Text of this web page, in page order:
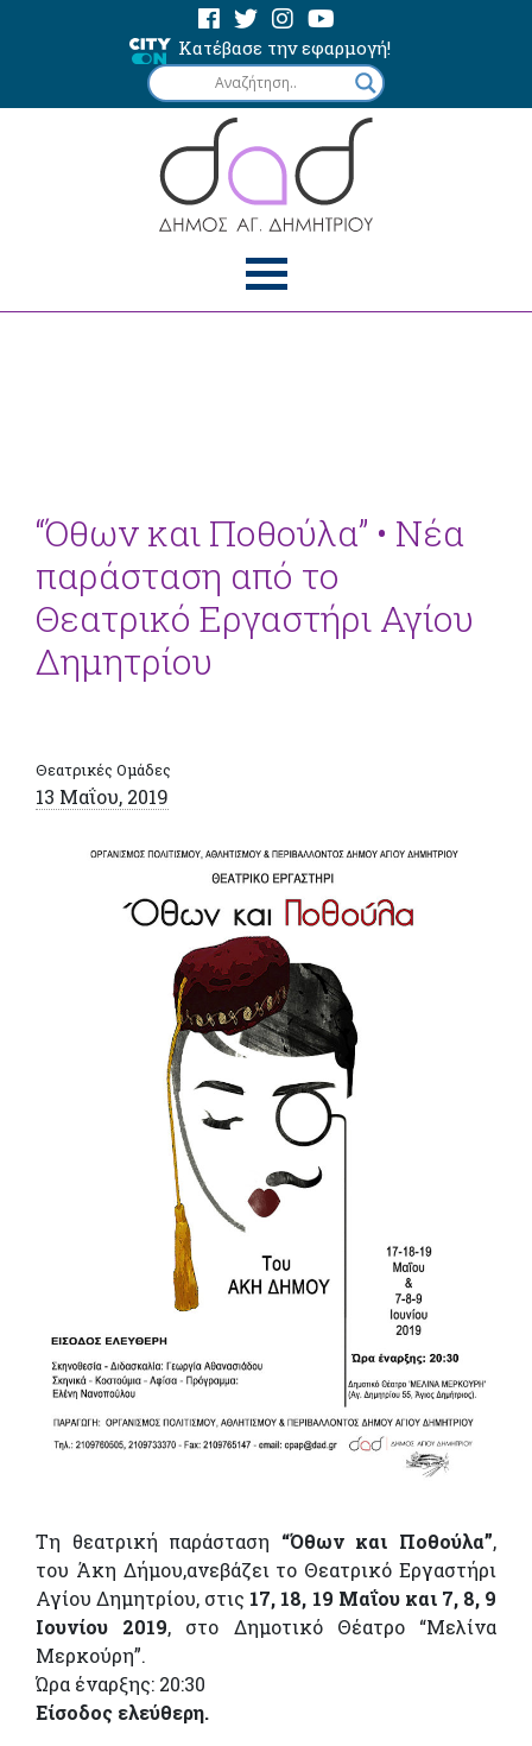
Κατέβασε την εφαρμογή!
“Όθων και Ποθούλα” • Νέα
παράσταση από το
Θεατρικό Εργαστήρι Αγίου
Δημητρίου
Θεατρικές Ομάδες
13 Μαΐου, 2019
Τη θεατρική παράσταση “Όθων και Ποθούλα”,
του Άκη Δήμου,ανεβάζει το Θεατρικό Εργαστήρι
Αγίου Δημητρίου, στις 17, 18, 19 Μαΐου και 7, 8, 9
Ιουνίου 2019, στο Δημοτικό Θέατρο “Μελίνα
Μερκούρη”.
Ώρα έναρξης: 20:30
Είσοδος ελεύθερη.